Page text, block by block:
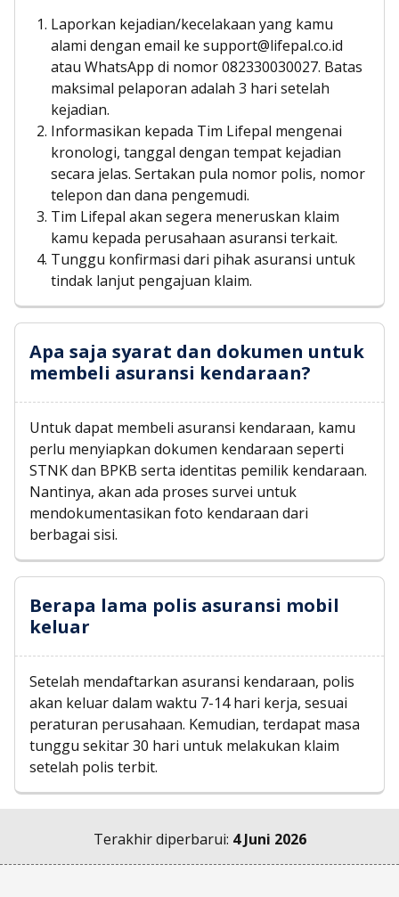
Laporkan kejadian/kecelakaan yang kamu
alami dengan email ke support@lifepal.co.id
atau WhatsApp di nomor 082330030027. Batas
maksimal pelaporan adalah 3 hari setelah
kejadian.
Informasikan kepada Tim Lifepal mengenai
kronologi, tanggal dengan tempat kejadian
secara jelas. Sertakan pula nomor polis, nomor
telepon dan dana pengemudi.
Tim Lifepal akan segera meneruskan klaim
kamu kepada perusahaan asuransi terkait.
Tunggu konfirmasi dari pihak asuransi untuk
tindak lanjut pengajuan klaim.
Apa saja syarat dan dokumen untuk
membeli asuransi kendaraan?
Untuk dapat membeli asuransi kendaraan, kamu
perlu menyiapkan dokumen kendaraan seperti
STNK dan BPKB serta identitas pemilik kendaraan.
Nantinya, akan ada proses survei untuk
mendokumentasikan foto kendaraan dari
berbagai sisi.
Berapa lama polis asuransi mobil
keluar
Setelah mendaftarkan asuransi kendaraan, polis
akan keluar dalam waktu 7-14 hari kerja, sesuai
peraturan perusahaan. Kemudian, terdapat masa
tunggu sekitar 30 hari untuk melakukan klaim
setelah polis terbit.
Terakhir diperbarui: 4 Juni 2026